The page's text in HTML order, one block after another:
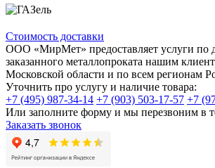
Стоимость доставки
ООО «МирМет» предоставляет услуги по
заказанного металлопроката нашим
Московской области и по всем регионам
Уточнить про услугу и наличие товара:
+7 (495) 987-34-14 +7 (903) 503-17-57 +7
Или заполните форму и мы перезвоним в
Заказать звонок